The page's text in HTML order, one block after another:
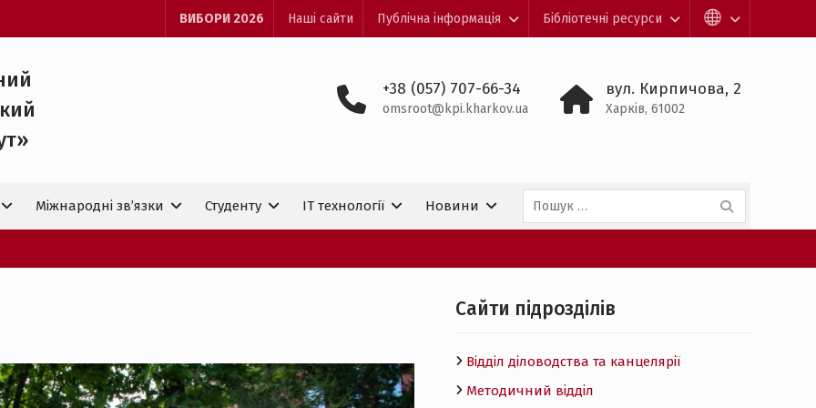
ВИБОРИ 2026 Наші сайти Публічна інформація Бібліотечні ресурси
+38 (057) 707-66-34
omsroot@kpi.kharkov.ua
вул. Кирпичова, 2
Харків, 61002
Міжнародні зв’язки Студенту IT технологiї Новини
Пошук:
Cайти підрозділів
Відділ діловодства та канцелярії
Методичний відділ